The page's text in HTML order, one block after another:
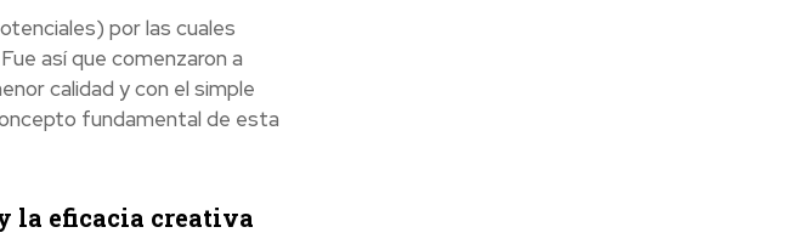
por las cuales
así que comenzaron a
calidad y con el simple
fundamental de esta
la eficacia creativa